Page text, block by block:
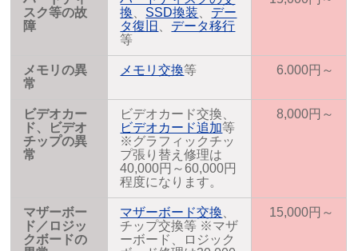
スク等の故
障
換
SSD換装
デー
タ復旧
データ移行
等
メモリの異
常
メモリ交換等 6.000円～
ビデオカー
ド、ビデオ
チップの異
常
ビデオカード交換、
ビデオカード追加等
※グラフィックチッ
プ張り替え修理は
40,000円～60,000円
程度になります。
8,000円～
マザーボー
ド／ロジッ
クボードの
マザーボード交換
チップ交換等 ※マザ
ーボード、ロジック
15,000円～